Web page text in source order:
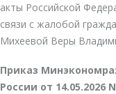
акты Российской
связи с жалобой
Михеевой Веры
Приказ
России от 14.05.2026